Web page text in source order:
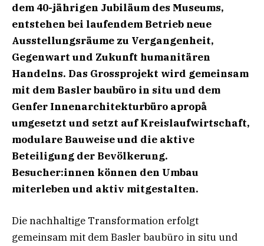
dem 40-jährigen Jubiläum des Museums,
entstehen bei laufendem Betrieb neue
Ausstellungsräume zu Vergangenheit,
Gegenwart und Zukunft humanitären
Handelns. Das Grossprojekt wird gemeinsam
mit dem Basler baubüro in situ und dem
Genfer Innenarchitekturbüro apropå
umgesetzt und setzt auf Kreislaufwirtschaft,
modulare Bauweise und die aktive
Beteiligung der Bevölkerung.
Besucher:innen können den Umbau
miterleben und aktiv mitgestalten.
Die nachhaltige Transformation erfolgt
gemeinsam mit dem Basler baubüro in situ und